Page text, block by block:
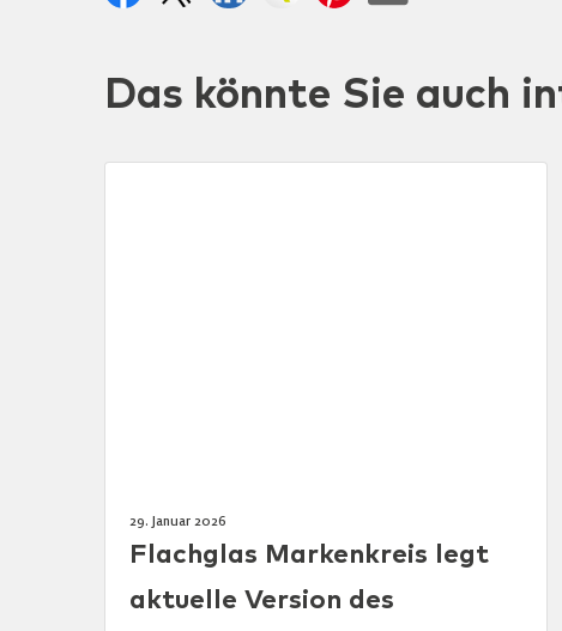
Das könnte Sie auch
29. Januar 2026
Flachglas Markenkreis legt
aktuelle Version des